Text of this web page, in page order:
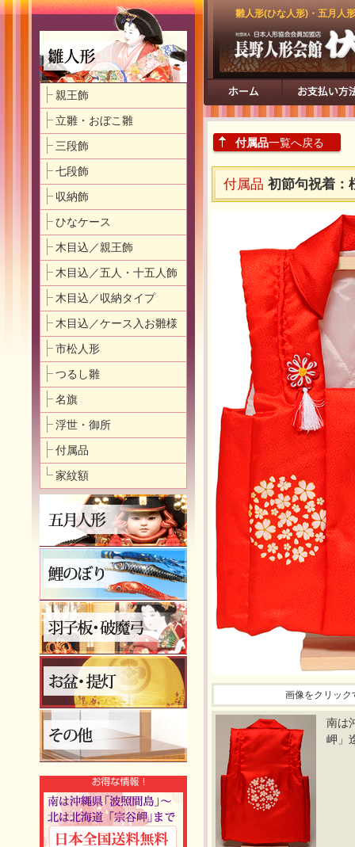
雛人形(ひな人形)・五月人
付属品一覧へ戻る
付属品 初節句祝着：
画像をクリック
南は
岬」
親王飾
立雛・おぼこ雛
三段飾
七段飾
収納飾
ひなケース
木目込／親王飾
木目込／五人・十五人飾
木目込／収納タイプ
木目込／ケース入お雛様
市松人形
つるし雛
名旗
浮世・御所
付属品
家紋額